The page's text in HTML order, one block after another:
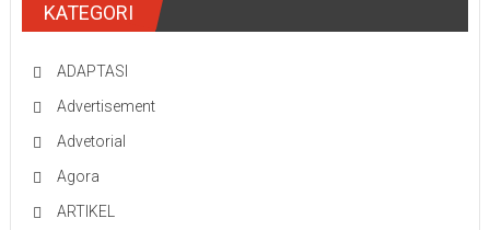
KATEGORI
ADAPTASI
Advertisement
Advetorial
Agora
ARTIKEL